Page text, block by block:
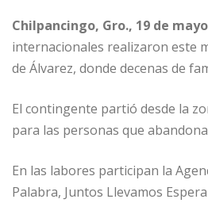
Chilpancingo, Gro., 19 de
internacionales realizaron este
de Álvarez, donde decenas de
El contingente partió desde la
para las personas que
En las labores participan la
Palabra, Juntos Llevamos